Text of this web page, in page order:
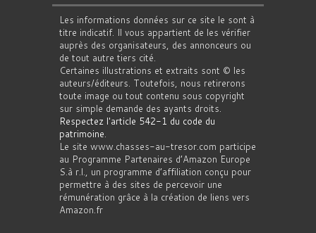
Les informations données sur ce site le sont à
titre indicatif. Il vous appartient de les vérifier
auprès des organisateurs, des annonceurs ou
de tout autre tiers cité.
Certaines illustrations et extraits sont © les
auteurs/éditeurs. Toutefois, nous retirerons
toute image ou tout contenu sous copyright
sur simple demande des ayants droits.
Respectez l'article 542-1 du code du
patrimoine
Le site www.chasses-au-tresor.com participe
au Programme Partenaires d’Amazon Europe
S.à r.l., un programme d’affiliation conçu pour
permettre à des sites de percevoir une
rémunération grâce à la création de liens vers
Amazon.fr